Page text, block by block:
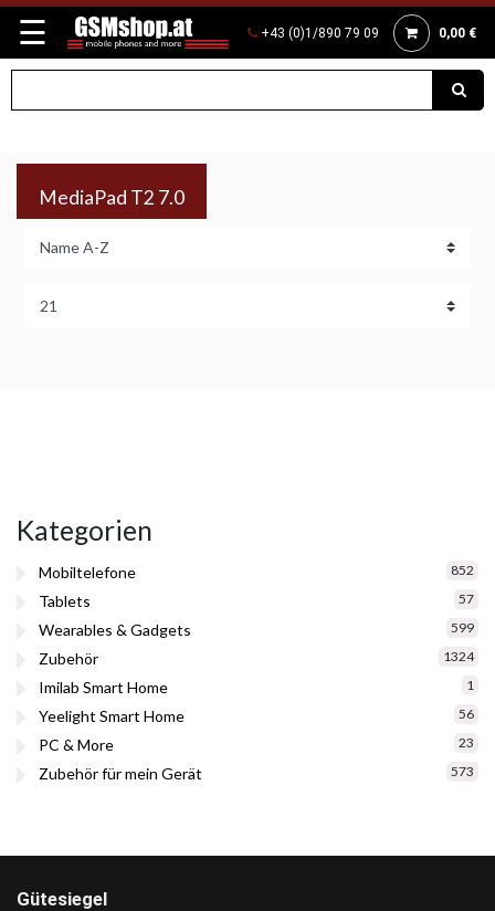
☰ +43 (0)1/890 79 09 0,00 €
MediaPad T2 7.0
Kategorien
Mobiltelefone 852
Tablets 57
Wearables & Gadgets 599
Zubehör 1324
Imilab Smart Home 1
Yeelight Smart Home 56
PC & More 23
Zubehör für mein Gerät 573
Gütesiegel